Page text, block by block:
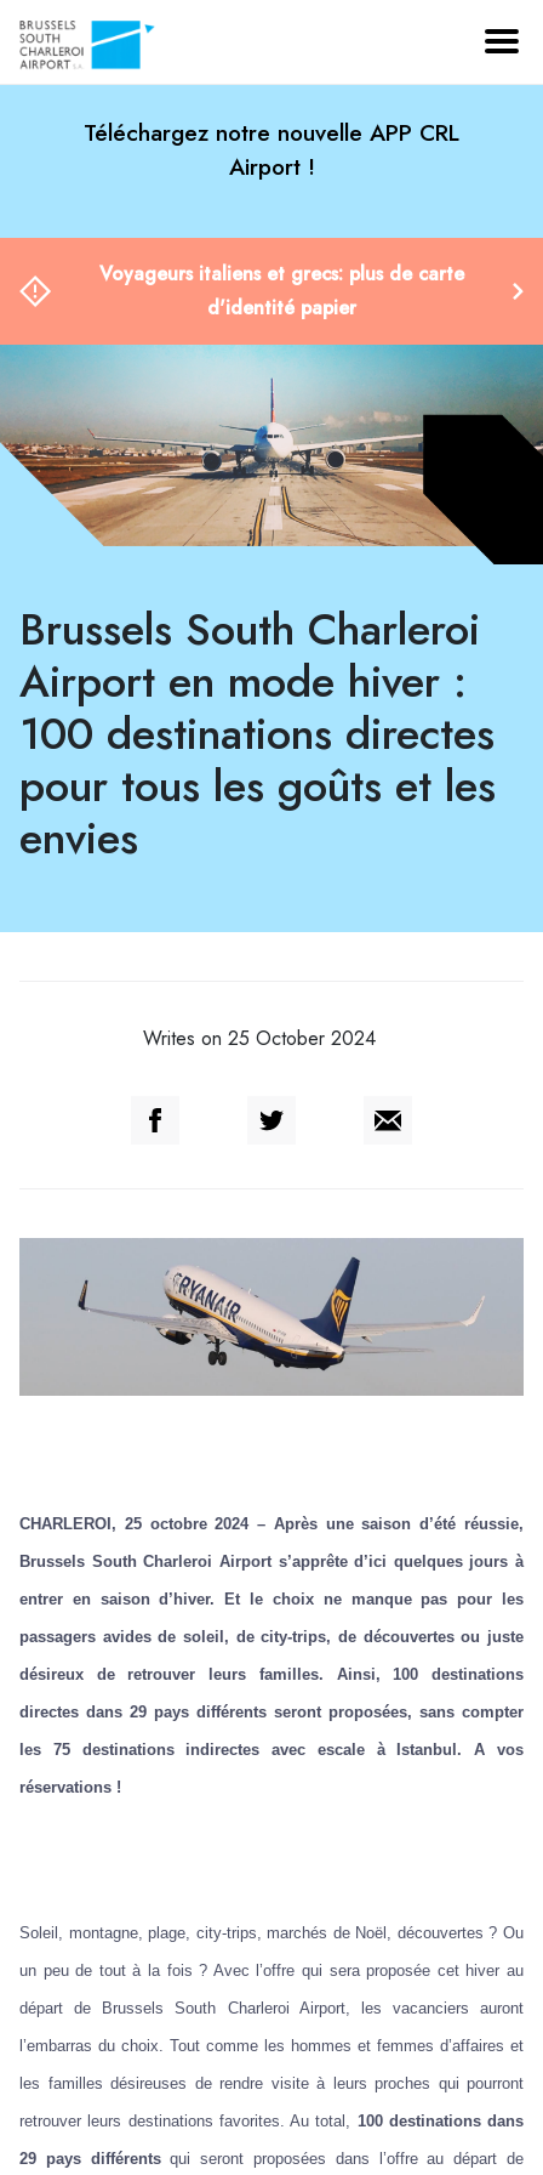
Téléchargez notre nouvelle APP CRL
Airport !
Voyageurs italiens et grecs: plus de carte
d'identité papier
Brussels South Charleroi
Airport en mode hiver :
100 destinations directes
pour tous les goûts et les
envies
Writes on 25 October 2024
CHARLEROI, 25 octobre 2024 – Après une saison d’été réussie,
Brussels South Charleroi Airport s’apprête d’ici quelques jours à
entrer en saison d’hiver. Et le choix ne manque pas pour les
passagers avides de soleil, de city-trips, de découvertes ou juste
désireux de retrouver leurs familles. Ainsi, 100 destinations
directes dans 29 pays différents seront proposées, sans compter
les 75 destinations indirectes avec escale à Istanbul. A vos
réservations !
Soleil, montagne, plage, city-trips, marchés de Noël, découvertes ? Ou
un peu de tout à la fois ? Avec l’offre qui sera proposée cet hiver au
départ de Brussels South Charleroi Airport, les vacanciers auront
l’embarras du choix. Tout comme les hommes et femmes d’affaires et
les familles désireuses de rendre visite à leurs proches qui pourront
retrouver leurs destinations favorites. Au total, 100 destinations dans
29 pays différentsqui seront proposées dans l’offre au départ de